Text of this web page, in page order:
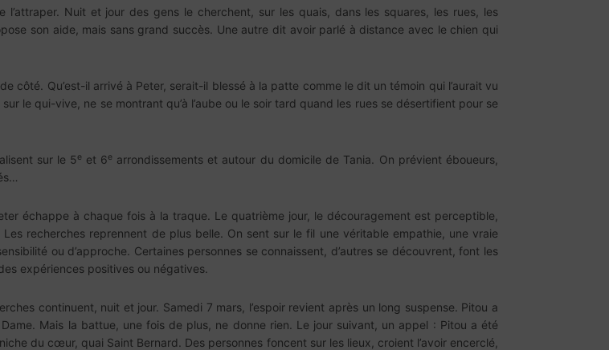
Nuit et jour des gens le cherchent, sur les quais, dans les squares, les rues, les
son aide, mais sans grand succès. Une autre dit avoir parlé à distance avec le chien qui
côté. Qu’est-il arrivé à Peter, serait-il blessé à la patte comme le dit un témoin qui l’aurait vu
le qui-vive, ne se montrant qu’à l’aube ou le soir tard quand les rues se désertifient pour se
sur le 5e et 6earrondissements et autour du domicile de Tania. On prévient éboueurs,
échappe à chaque fois à la traque. Le quatrième jour, le découragement est perceptible,
recherches reprennent de plus belle. On sent sur le fil une véritable empathie, une vraie
ou d’approche. Certaines personnes se connaissent, d’autres se découvrent, font les
expériences positives ou négatives.
continuent, nuit et jour. Samedi 7 mars, l’espoir revient après un long suspense. Pitou a
Mais la battue, une fois de plus, ne donne rien. Le jour suivant, un appel : Pitou a été
du cœur, quai Saint Bernard. Des personnes foncent sur les lieux, croient l’avoir encerclé,